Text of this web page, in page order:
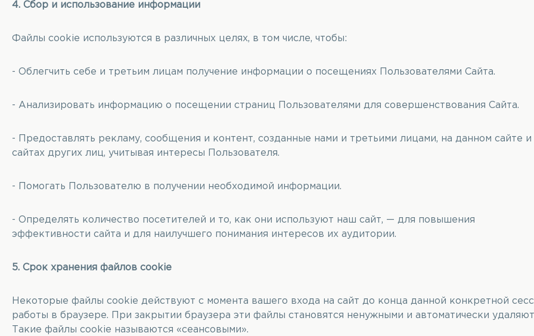
4. Сбор и использование информации
Файлы cookie используются в различных целях, в том числе, чтобы:
- Облегчить себе и третьим лицам получение информации о посещениях Пользователями Сайта.
- Анализировать информацию о посещении страниц Пользователями для совершенствования Сайта.
- Предоставлять рекламу, сообщения и контент, созданные нами и третьими лицами, на данном сайте и
сайтах других лиц, учитывая интересы Пользователя.
- Помогать Пользователю в получении необходимой информации.
- Определять количество посетителей и то, как они используют наш сайт, — для повышения
эффективности сайта и для наилучшего понимания интересов их аудитории.
5. Срок хранения файлов cookie
Некоторые файлы cookie действуют с момента вашего входа на сайт до конца данной конкретной
работы в браузере. При закрытии браузера эти файлы становятся ненужными и автоматически
Такие файлы cookie называются «сеансовыми».